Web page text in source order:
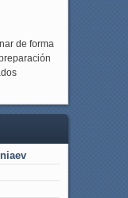
de forma